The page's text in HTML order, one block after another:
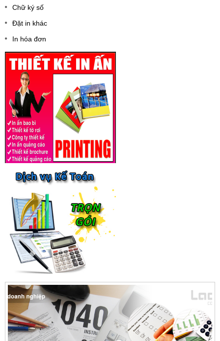
Chữ ký số
Đặt in khác
In hóa đơn